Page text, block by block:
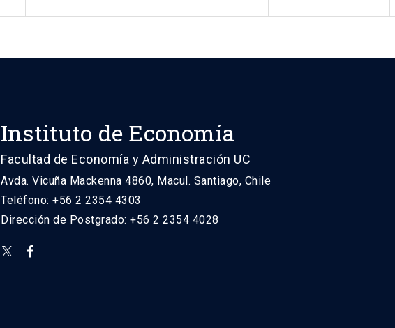
Instituto de Economía
Facultad de Economía y Administración UC
Avda. Vicuña Mackenna 4860, Macul. Santiago, Chile
Teléfono: +56 2 2354 4303
Dirección de Postgrado: +56 2 2354 4028